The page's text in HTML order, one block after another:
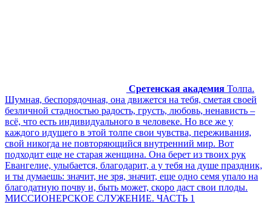
Сретенская академия Толпа.
Шумная, беспорядочная, она движется на тебя, сметая своей
безличной стадностью радость, грусть, любовь, ненависть –
всё, что есть индивидуального в человеке. Но все же у
каждого идущего в этой толпе свои чувства, переживания,
свой никогда не повторяющийся внутренний мир. Вот
подходит еще не старая женщина. Она берет из твоих рук
Евангелие, улыбается, благодарит, а у тебя на душе праздник,
и ты думаешь: значит, не зря, значит, еще одно семя упало на
благодатную почву и, быть может, скоро даст свои плоды.
МИССИОНЕРСКОЕ СЛУЖЕНИЕ. ЧАСТЬ 1